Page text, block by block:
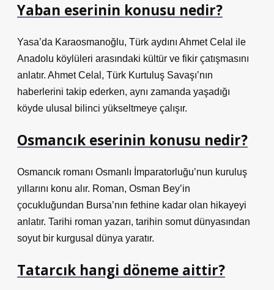
Yaban eserinin konusu nedir?
Yasa’da Karaosmanoğlu, Türk aydını Ahmet Celal ile
Anadolu köylüleri arasındaki kültür ve fikir çatışmasını
anlatır. Ahmet Celal, Türk Kurtuluş Savaşı’nın
haberlerini takip ederken, aynı zamanda yaşadığı
köyde ulusal bilinci yükseltmeye çalışır.
Osmancık eserinin konusu nedir?
Osmancık romanı Osmanlı İmparatorluğu’nun kuruluş
yıllarını konu alır. Roman, Osman Bey’in
çocukluğundan Bursa’nın fethine kadar olan hikayeyi
anlatır. Tarihi roman yazarı, tarihin somut dünyasından
soyut bir kurgusal dünya yaratır.
Tatarcık hangi döneme aittir?